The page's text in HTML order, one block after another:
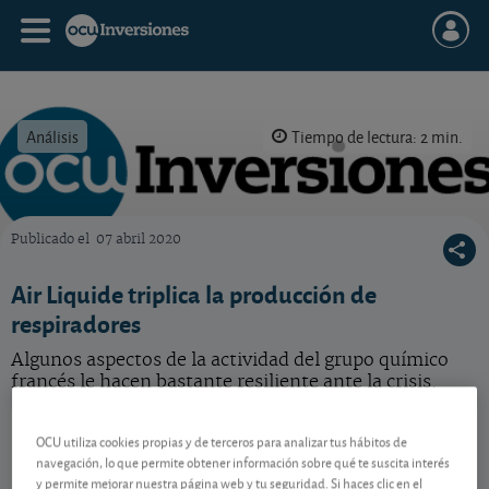
Análisis Tiempo de lectura: 2 min.
Publicado el 07 abril 2020
Air Liquide triplica la producción de
respiradores
Algunos aspectos de la actividad del grupo químico
francés le hacen bastante resiliente ante la crisis.
FR0000120073
07/08/2026 París
-0,84 EUR (-0,48 %)
OCU utiliza cookies propias y de terceros para analizar tus hábitos de
navegación, lo que permite obtener información sobre qué te suscita interés
y permite mejorar nuestra página web y tu seguridad. Si haces clic en el